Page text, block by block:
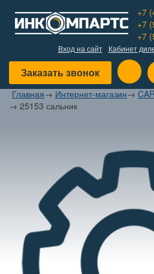
+7
+7
+7
Вход на сайт Кабинет
Заказать звонок
Главная→ Интернет-магазин→
→ 25153 сальник